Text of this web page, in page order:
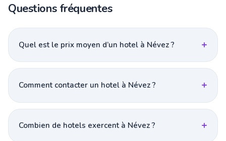
Questions fréquentes
Quel est le prix moyen d’un hotel à Névez ?
Comment contacter un hotel à Névez ?
Combien de hotels exercent à Névez ?